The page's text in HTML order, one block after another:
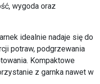
wygoda oraz
idealnie nadaje się do
potraw, podgrzewania
Kompaktowe
z garnka nawet w